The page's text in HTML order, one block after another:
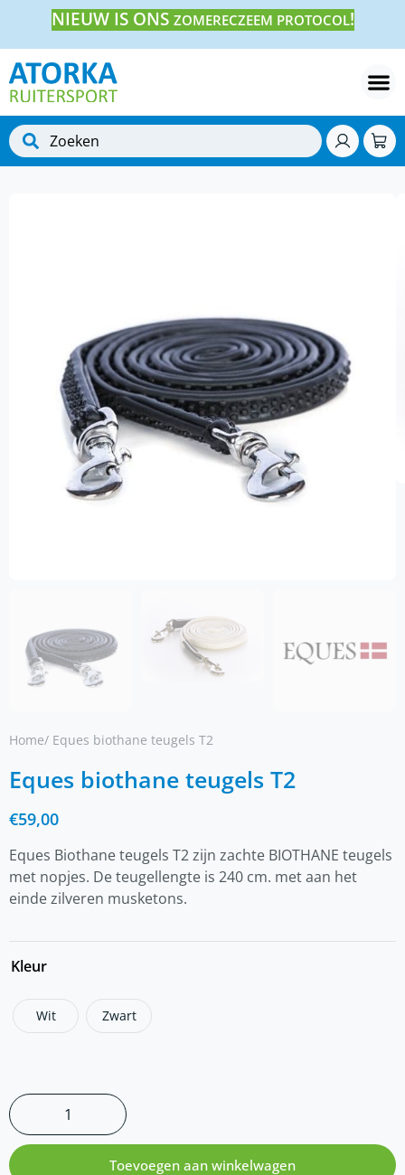
NIEUW IS ONS ZOMERECZEEM PROTOCOL!
Home/ Eques biothane teugels T2
Eques biothane teugels T2
€59,00
Eques Biothane teugels T2 zijn zachte BIOTHANE teugels
met nopjes. De teugellengte is 240 cm. met aan het
einde zilveren musketons.
Kleur
Wit Zwart
Toevoegen aan winkelwagen